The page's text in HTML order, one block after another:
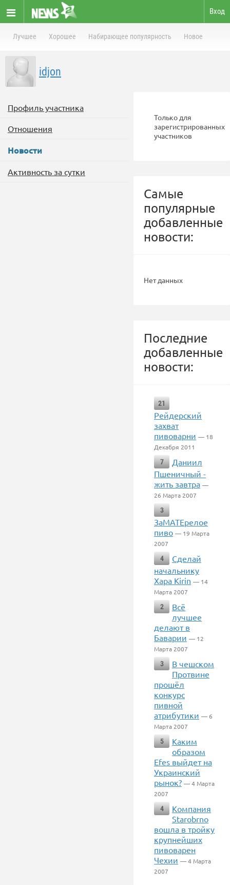
Вход
Лучшее Хорошее Набирающее популярность Новое
idjon
Профиль участника
Отношения
Новости
Активность за сутки
Только для
зарегистрированных
участников
Самые
популярные
добавленные
новости:
Нет данных
Последние
добавленные
новости:
21
Рейдерский
захват
пивоварни — 18
Декабря 2011
7
Даниил
Пшеничный -
жить завтра —
26 Марта 2007
3
ЗаМАТЕрелое
пиво — 19 Марта
2007
4
Сделай
начальнику
Хара Kirin — 14
Марта 2007
2
Всё
лучшее
делают в
Баварии — 12
Марта 2007
3
В чешском
Протвине
прошёл
конкурс
пивной
атрибутики — 6
Марта 2007
5
Каким
образом
Efes выйдет на
Украинский
рынок? — 4 Марта
2007
4
Компания
Starobrno
вошла в тройку
крупнейших
пивоварен
Чехии — 4 Марта
2007